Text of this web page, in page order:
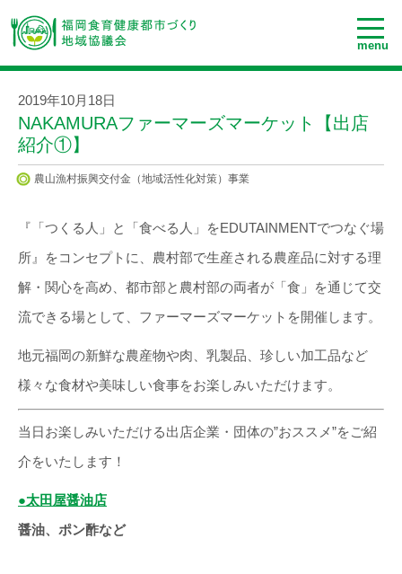
menu
2019年10月18日
NAKAMURAファーマーズマーケット【出店
紹介①】
農山漁村振興交付金（地域活性化対策）事業
『「つくる人」と「食べる人」をEDUTAINMENTでつなぐ場
所』をコンセプトに、農村部で生産される農産品に対する理
解・関心を高め、都市部と農村部の両者が「食」を通じて交
流できる場として、ファーマーズマーケットを開催します。
地元福岡の新鮮な農産物や肉、乳製品、珍しい加工品など
様々な食材や美味しい食事をお楽しみいただけます。
当日お楽しみいただける出店企業・団体の”おススメ”をご紹
介をいたします！
●太田屋醤油店
醤油、ポン酢など